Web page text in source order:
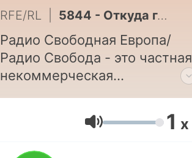
RFE/RL 5844 - Откуда главная угроза? За что "Яблоко" могут снять с выборов
Радио Свободная Европа/
Радио Свобода - это частная
некоммерческая
финансируемая Конгрессом
США, осуществляющая
Volume 1 x